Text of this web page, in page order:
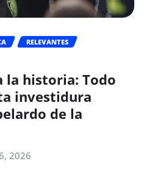
RELEVANTES
la historia: Todo
investidura
de la
2026